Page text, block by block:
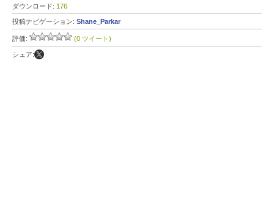
ダウンロード: 176
投稿ナビゲーション: Shane_Parkar
評価: (0 ツイート)
シェア: